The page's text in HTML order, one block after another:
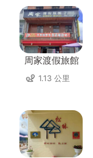
周家渡假旅館
1.13 公里